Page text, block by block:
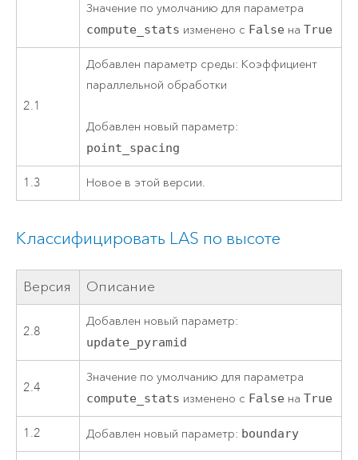
Значение по умолчанию для параметра
compute_stats изменено с False наTrue
2.1
Добавлен параметр среды: Коэффициент
параллельной обработки
Добавлен новый параметр:
point_spacing
1.3 Новое в этой версии.
Классифицировать LAS по высоте
Версия Описание
2.8
Добавлен новый параметр:
update_pyramid
2.4
Значение по умолчанию для параметра
compute_stats изменено с False наTrue
1.2 Добавлен новый параметр: boundary